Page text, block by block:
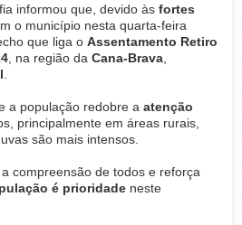
informou que, devido às fortes
o município nesta quarta-feira
que liga o Assentamento Retiro
, na região da Cana-Brava,
a população redobre a atenção
principalmente em áreas rurais,
são mais intensos.
compreensão de todos e reforça
é prioridadeneste